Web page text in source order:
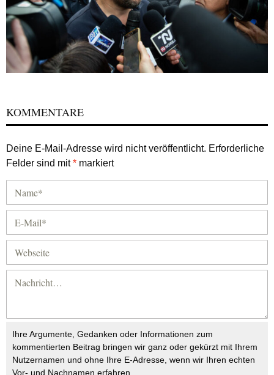
KOMMENTARE
Deine E-Mail-Adresse wird nicht veröffentlicht. Erforderliche
Felder sind mit* markiert
Ihre Argumente, Gedanken oder Informationen zum
kommentierten Beitrag bringen wir ganz oder gekürzt mit Ihrem
Nutzernamen und ohne Ihre E-Adresse, wenn wir Ihren echten
Vor- und Nachnamen erfahren.